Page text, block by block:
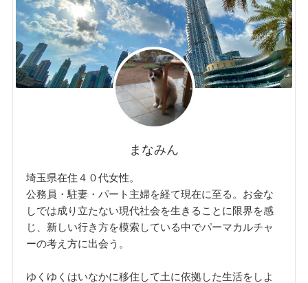
まなみん
埼玉県在住４０代女性。
公務員・駐妻・パート主婦を経て現在に至る。お金な
しでは成り立たない現代社会を生きることに限界を感
じ、新しい行き方を模索している中でパーマカルチャ
ーの考え方に出会う。
ゆくゆくはいなかに移住して土に依拠した生活をしよ